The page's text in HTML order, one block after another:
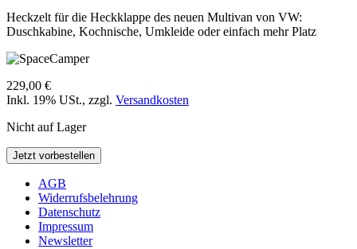
Heckzelt für die Heckklappe des neuen Multivan von VW:
Duschkabine, Kochnische, Umkleide oder einfach mehr Platz
229,00 €
Inkl. 19% USt., zzgl. Versandkosten
Nicht auf Lager
Jetzt vorbestellen
AGB
Widerrufsbelehrung
Datenschutz
Impressum
Newsletter